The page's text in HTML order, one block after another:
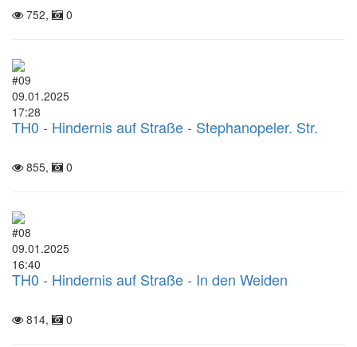
752, 0
#09
09.01.2025
17:28
TH0 - Hindernis auf Straße - Stephanopeler. Str.
855, 0
#08
09.01.2025
16:40
TH0 - Hindernis auf Straße - In den Weiden
814, 0